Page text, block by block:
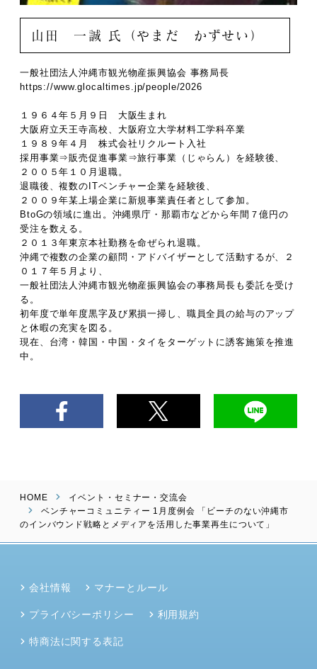
山田 一誠 氏（やまだ かずせい）
一般社団法人沖縄市観光物産振興協会 事務局長
https://www.glocaltimes.jp/people/2026
１９６４年５月９日 大阪生まれ
大阪府立天王寺高校、大阪府立大学材料工学科卒業
１９８９年４月 株式会社リクルート入社
採用事業⇒販売促進事業⇒旅行事業（じゃらん）を経験後、
２００５年１０月退職。
退職後、複数のITベンチャー企業を経験後、
２００９年某上場企業に新規事業責任者として参加。
BtoGの領域に進出。沖縄県庁・那覇市などから年間７億円の
受注を数える。
２０１３年東京本社勤務を命ぜられ退職。
沖縄で複数の企業の顧問・アドバイザーとして活動するが、２
０１７年５月より、
一般社団法人沖縄市観光物産振興協会の事務局長も委託を受け
る。
初年度で単年度黒字及び累損一掃し、職員全員の給与のアップ
と休暇の充実を図る。
現在、台湾・韓国・中国・タイをターゲットに誘客施策を推進
中。
HOME
イベント・セミナー・交流会
ベンチャーコミュニティー 1月度例会 「ビーチのない沖縄市
のインバウンド戦略とメディアを活用した事業再生について」
会社情報 マナーとルール
プライバシーポリシー 利用規約
特商法に関する表記